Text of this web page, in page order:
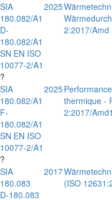
SIA
180.082/A1
D-
180.082/A1
SN EN ISO
10077-2/A1
?
2025
2:2017/Amd
SIA
180.082/A1
F-
180.082/A1
SN EN ISO
10077-2/A1
?
2025
thermique -
2:2017/
SIA
180.083
D-180.083
2017
(ISO